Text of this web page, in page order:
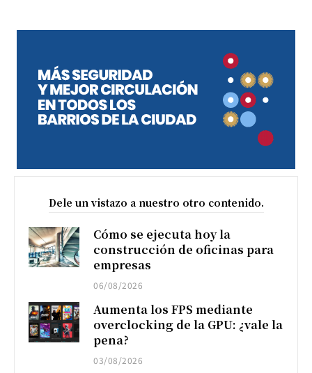
Dele un vistazo a nuestro otro contenido.
Cómo se ejecuta hoy la
construcción de oficinas para
empresas
06/08/2026
Aumenta los FPS mediante
overclocking de la GPU: ¿vale la
pena?
03/08/2026